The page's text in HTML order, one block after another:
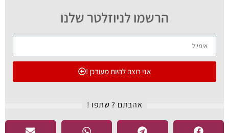
הרשמו לניוזלטר שלנו
אני רוצה להיות מעודכן !
אהבתם ? שתפו !​